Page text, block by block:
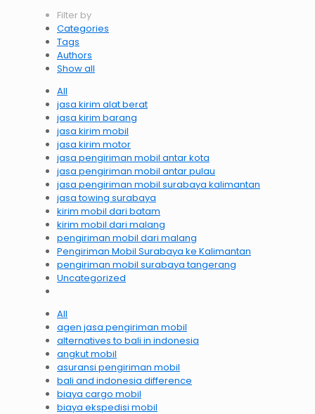
Filter by
Categories
Tags
Authors
Show all
All
jasa kirim alat berat
jasa kirim barang
jasa kirim mobil
jasa kirim motor
jasa pengiriman mobil antar kota
jasa pengiriman mobil antar pulau
jasa pengiriman mobil surabaya kalimantan
jasa towing surabaya
kirim mobil dari batam
kirim mobil dari malang
pengiriman mobil dari malang
Pengiriman Mobil Surabaya ke Kalimantan
pengiriman mobil surabaya tangerang
Uncategorized
All
agen jasa pengiriman mobil
alternatives to bali in indonesia
angkut mobil
asuransi pengiriman mobil
bali and indonesia difference
biaya cargo mobil
biaya ekspedisi mobil